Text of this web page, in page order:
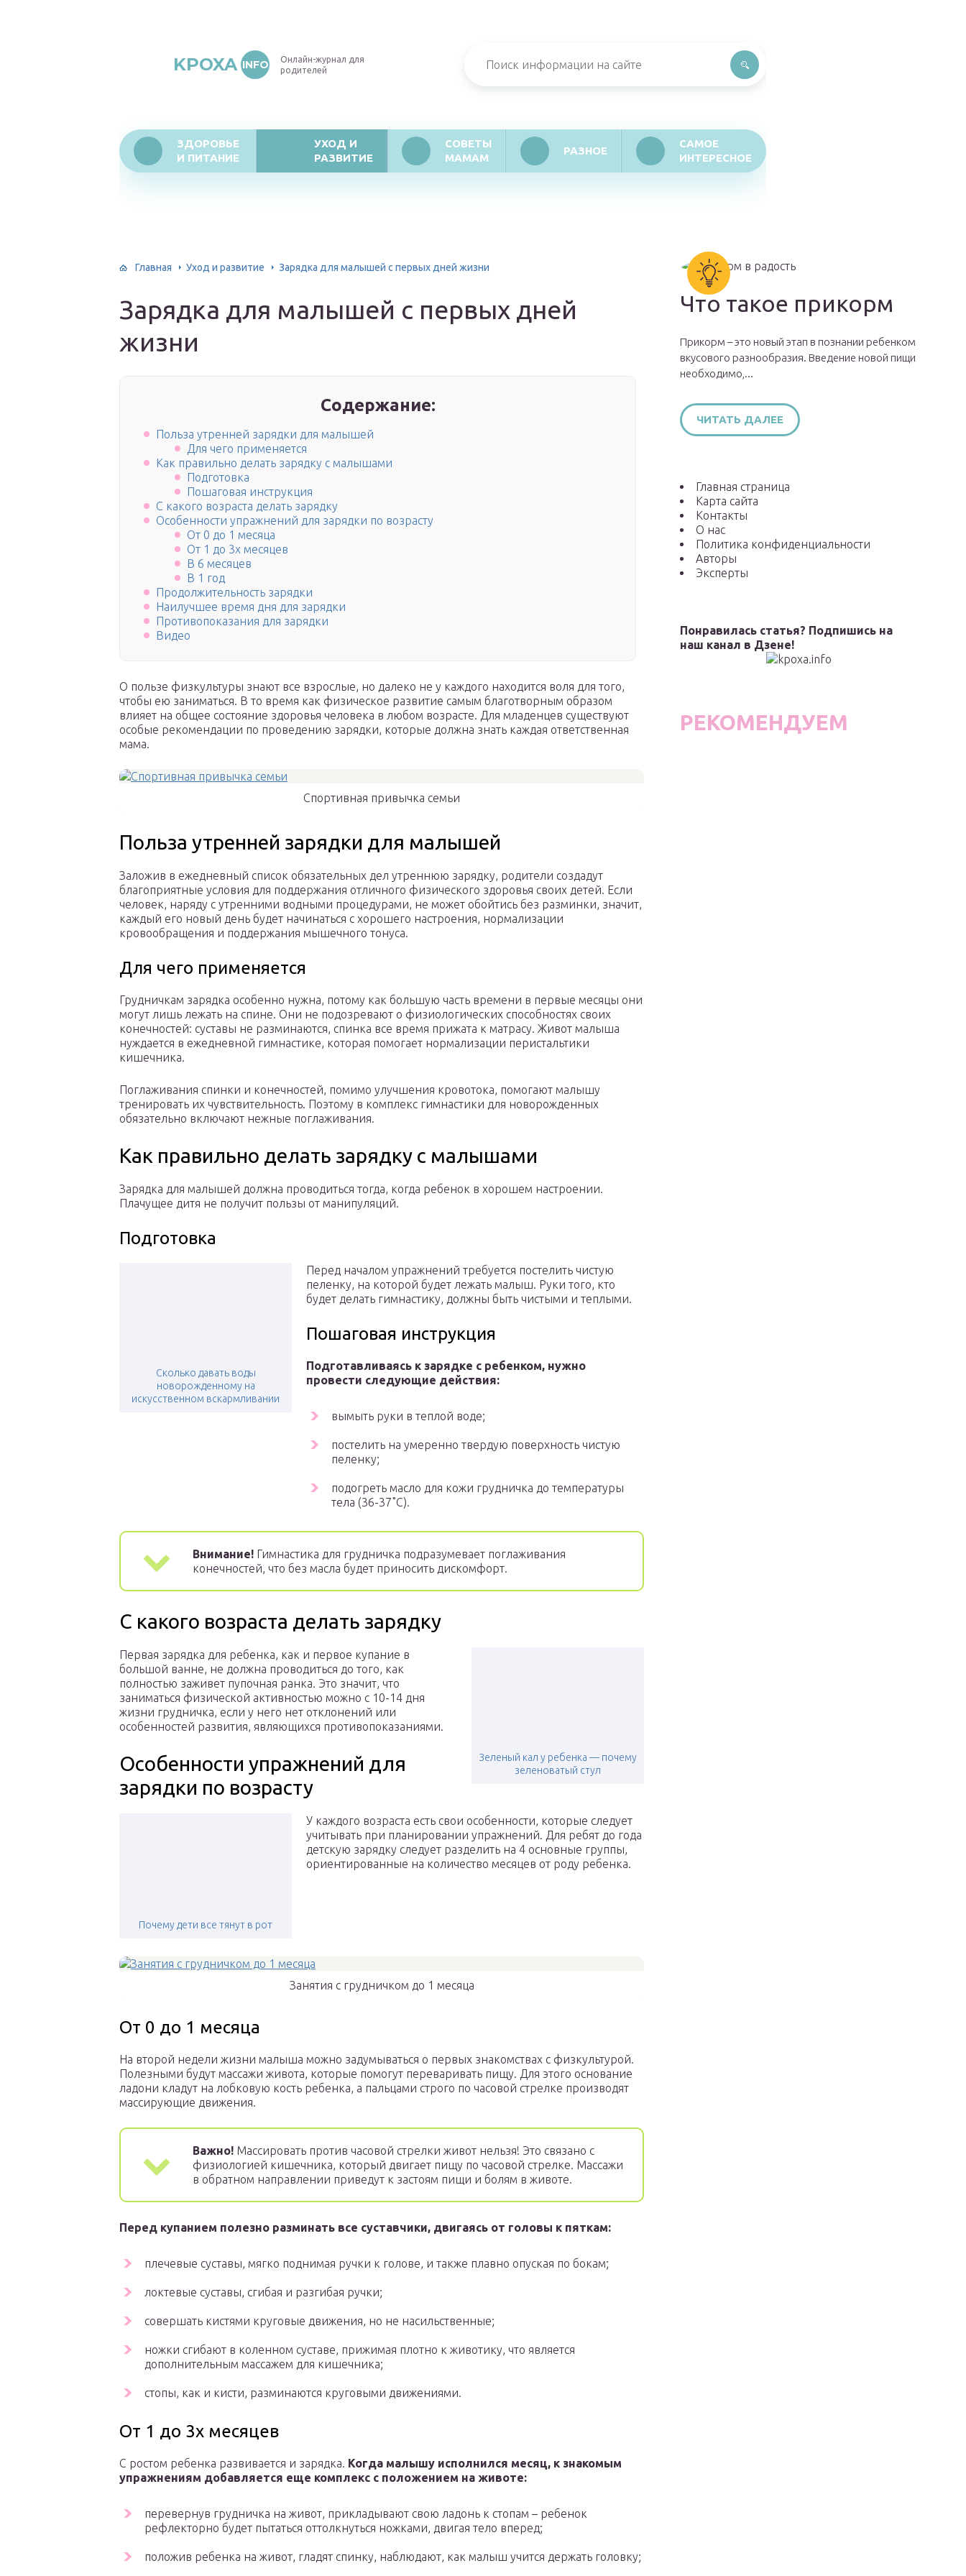
KPOXA INFO
Онлайн-журнал для
родителей
ЗДОРОВЬЕ
И ПИТАНИЕ
УХОД И
РАЗВИТИЕ
СОВЕТЫ
МАМАМ
РАЗНОЕ
САМОЕ
ИНТЕРЕСНОЕ
Главная Уход и развитие Зарядка для малышей с первых дней жизни
Зарядка для малышей с первых дней
жизни
Содержание:
Польза утренней зарядки для малышей
Для чего применяется
Как правильно делать зарядку с малышами
Подготовка
Пошаговая инструкция
С какого возраста делать зарядку
Особенности упражнений для зарядки по возрасту
От 0 до 1 месяца
От 1 до 3х месяцев
В 6 месяцев
В 1 год
Продолжительность зарядки
Наилучшее время дня для зарядки
Противопоказания для зарядки
Видео
О пользе физкультуры знают все взрослые, но далеко не у каждого находится воля для того,
чтобы ею заниматься. В то время как физическое развитие самым благотворным образом
влияет на общее состояние здоровья человека в любом возрасте. Для младенцев существуют
особые рекомендации по проведению зарядки, которые должна знать каждая ответственная
мама.
Спортивная привычка семьи
Польза утренней зарядки для малышей
Заложив в ежедневный список обязательных дел утреннюю зарядку, родители создадут
благоприятные условия для поддержания отличного физического здоровья своих детей. Если
человек, наряду с утренними водными процедурами, не может обойтись без разминки, значит,
каждый его новый день будет начинаться с хорошего настроения, нормализации
кровообращения и поддержания мышечного тонуса.
Для чего применяется
Грудничкам зарядка особенно нужна, потому как большую часть времени в первые месяцы они
могут лишь лежать на спине. Они не подозревают о физиологических способностях своих
конечностей: суставы не разминаются, спинка все время прижата к матрасу. Живот малыша
нуждается в ежедневной гимнастике, которая помогает нормализации перистальтики
кишечника.
Поглаживания спинки и конечностей, помимо улучшения кровотока, помогают малышу
тренировать их чувствительность. Поэтому в комплекс гимнастики для новорожденных
обязательно включают нежные поглаживания.
Как правильно делать зарядку с малышами
Зарядка для малышей должна проводиться тогда, когда ребенок в хорошем настроении.
Плачущее дитя не получит пользы от манипуляций.
Подготовка
Сколько давать воды
новорожденному на
искусственном вскармливании
Перед началом упражнений требуется постелить чистую
пеленку, на которой будет лежать малыш. Руки того, кто
будет делать гимнастику, должны быть чистыми и теплыми.
Пошаговая инструкция
Подготавливаясь к зарядке с ребенком, нужно
провести следующие действия:
вымыть руки в теплой воде;
постелить на умеренно твердую поверхность чистую
пеленку;
подогреть масло для кожи грудничка до температуры
тела (36-37˚C).
Внимание! Гимнастика для грудничка подразумевает поглаживания
конечностей, что без масла будет приносить дискомфорт.
С какого возраста делать зарядку
Зеленый кал у ребенка — почему
зеленоватый стул
Первая зарядка для ребенка, как и первое купание в
большой ванне, не должна проводиться до того, как
полностью заживет пупочная ранка. Это значит, что
заниматься физической активностью можно с 10-14 дня
жизни грудничка, если у него нет отклонений или
особенностей развития, являющихся противопоказаниями.
Особенности упражнений для
зарядки по возрасту
Почему дети все тянут в рот
У каждого возраста есть свои особенности, которые следует
учитывать при планировании упражнений. Для ребят до года
детскую зарядку следует разделить на 4 основные группы,
ориентированные на количество месяцев от роду ребенка.
Занятия с грудничком до 1 месяца
От 0 до 1 месяца
На второй недели жизни малыша можно задумываться о первых знакомствах с физкультурой.
Полезными будут массажи живота, которые помогут переваривать пищу. Для этого основание
ладони кладут на лобковую кость ребенка, а пальцами строго по часовой стрелке производят
массирующие движения.
Важно! Массировать против часовой стрелки живот нельзя! Это связано с
физиологией кишечника, который двигает пищу по часовой стрелке. Массажи
в обратном направлении приведут к застоям пищи и болям в животе.
Перед купанием полезно разминать все суставчики, двигаясь от головы к пяткам:
плечевые суставы, мягко поднимая ручки к голове, и также плавно опуская по бокам;
локтевые суставы, сгибая и разгибая ручки;
совершать кистями круговые движения, но не насильственные;
ножки сгибают в коленном суставе, прижимая плотно к животику, что является
дополнительным массажем для кишечника;
стопы, как и кисти, разминаются круговыми движениями.
От 1 до 3х месяцев
С ростом ребенка развивается и зарядка. Когда малышу исполнился месяц, к знакомым
упражнениям добавляется еще комплекс с положением на животе:
перевернув грудничка на живот, прикладывают свою ладонь к стопам – ребенок
рефлекторно будет пытаться оттолкнуться ножками, двигая тело вперед;
положив ребенка на живот, гладят спинку, наблюдают, как малыш учится держать головку;
Что такое прикорм
Прикорм – это новый этап в познании ребенком
вкусового разнообразия. Введение новой пищи
необходимо,...
ЧИТАТЬ ДАЛЕЕ
Главная страница
Карта сайта
Контакты
О нас
Политика конфиденциальности
Авторы
Эксперты
Понравилась статья? Подпишись на
наш канал в Дзене!
РЕКОМЕНДУЕМ